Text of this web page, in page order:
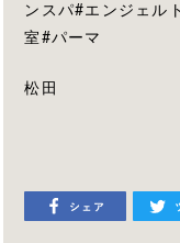
ンスパ#エンジェル
室#パーマ
松田